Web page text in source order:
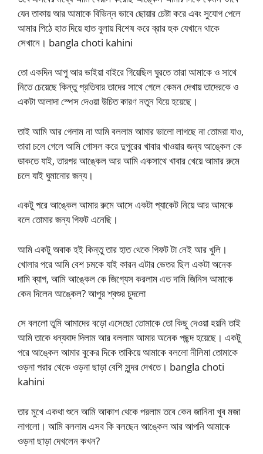
যেন তাকায় আর আমাকে বিভিন্ন ভাবে ছোয়ার চেষ্টা করে এবং সুযোগ পেলে
আমার পিঠে হাত দিয়ে হাত বুলায় বিশেষ করে ব্রার হুক যেখানে থাকে
সেখানে। bangla choti kahini
তো একদিন আপু আর ভাইয়া বাইরে গিয়েছিল ঘুরতে তারা আমাকে ও সাথে
নিতে চেয়েছে কিন্তু প্রতিবার তাদের সাথে গেলে কেমন দেখায় তাদেরকে ও
একটা আলাদা স্পেস দেওয়া উচিত কারণ নতুন বিয়ে হয়েছে।
তাই আমি আর গেলাম না আমি বললাম আমার ভালো লাগছে না তোমরা যাও,
তারা চলে গেলে আমি গোসল করে দুপুরের খাবার খাওয়ার জন্য আঙ্কেল কে
ডাকতে যাই, তারপর আঙ্কেল আর আমি একসাথে খাবার খেয়ে আমার রুমে
চলে যাই ঘুমানোর জন্য।
একটু পরে আঙ্কেল আমার রুমে আসে একটা প্যাকেট নিয়ে আর আমকে
বলে তোমার জন্য গিফট এনেছি।
আমি একটু অবাক হই কিন্তু তার হাত থেকে গিফট টা নেই আর খুলি।
খোলার পরে আমি বেশ চমকে যাই কারন এটার ভেতর ছিল একটা অনেক
দামি ব্যাগ, আমি আঙ্কেল কে জিগ্যেস করলাম এত দামি জিনিস আমাকে
কেন দিলেন আঙ্কেল? আপুর শ্বশুর চুদলো
সে বললো তুমি আমাদের বড়ো এসেছো তোমাকে তো কিছু দেওয়া হয়নি তাই
আমি তাকে ধন্যবাদ দিলাম আর বললাম আমার অনেক পছন্দ হয়েছে। একটু
পরে আঙ্কেল আমার বুকের দিকে তাকিয়ে আমাকে বললো নীলিমা তোমাকে
ওড়না পরার থেকে ওড়না ছাড়া বেশি সুন্দর দেখতে। bangla choti
kahini
তার মুখে একথা শুনে আমি আকাশ থেকে পরলাম তবে কেন জানিনা খুব মজা
লাগলো। আমি বললাম এসব কি বলছেন আঙ্কেল আর আপনি আমাকে
ওড়না ছাড়া দেখলেন কখন?